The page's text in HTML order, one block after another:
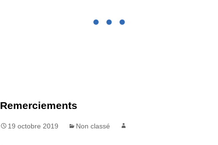
Remerciements
19 octobre 2019 Non classé